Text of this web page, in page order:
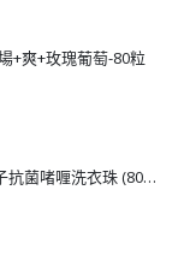
+爽+玫瑰葡萄-80粒
[J111043] 日本BON BON銀離子抗菌啫喱洗衣珠 (80粒)